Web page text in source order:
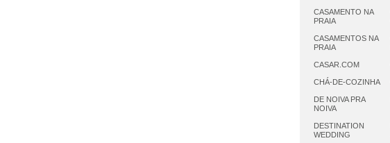
CASAMENTO NA
PRAIA
CASAMENTOS NA
PRAIA
CASAR.COM
CHÁ-DE-COZINHA
DE NOIVA PRA
NOIVA
DESTINATION
WEDDING